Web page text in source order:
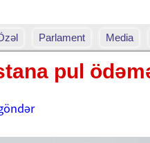
Parlament Media
pul